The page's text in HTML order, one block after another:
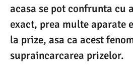
acasa se pot confrunta cu
exact, prea multe aparate
la prize, asa ca acest
supraincarcarea prizelor.